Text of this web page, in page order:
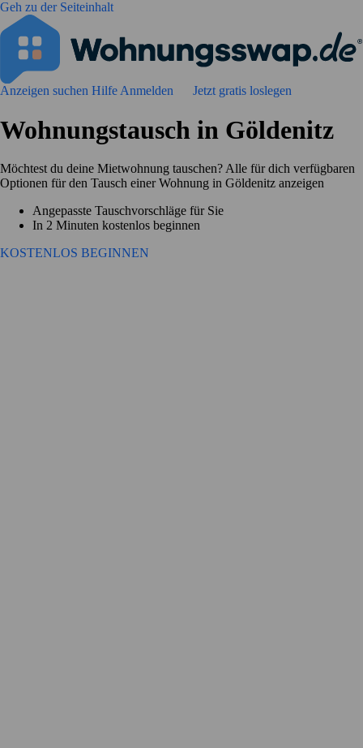
Geh zu der Seiteinhalt
Anzeigen suchen Hilfe Anmelden Jetzt gratis loslegen
Wohnungstausch in Göldenitz
Möchtest du deine Mietwohnung tauschen? Alle für dich verfügbaren
Optionen für den Tausch einer Wohnung in Göldenitz anzeigen
Angepasste Tauschvorschläge für Sie
In 2 Minuten kostenlos beginnen
KOSTENLOS BEGINNEN